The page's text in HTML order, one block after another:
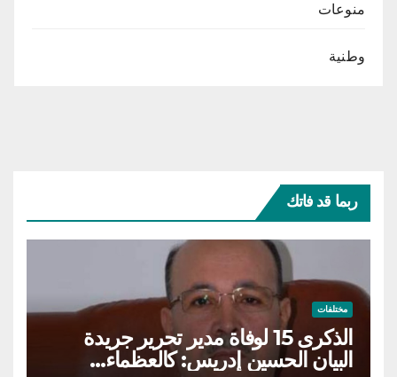
منوعات
وطنية
ربما قد فاتك
مختلفات
الذكرى 15 لوفاة مدير تحرير جريدة
البيان الحسين إدريس: كالعظماء…